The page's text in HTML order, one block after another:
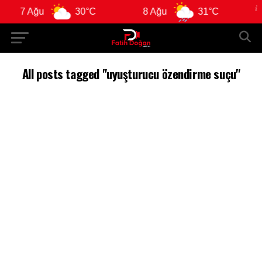
7 Ağu 30°C 8 Ağu 31°C
All posts tagged "uyuşturucu özendirme suçu"